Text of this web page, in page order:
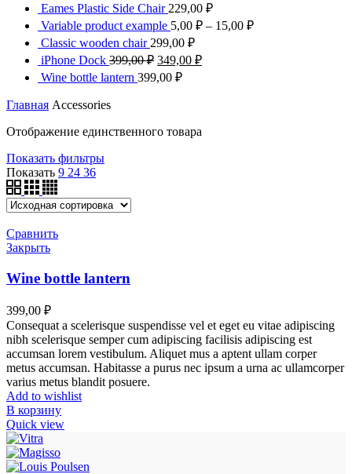
Eames Plastic Side Chair 229,00 ₽
Variable product example 5,00 ₽ – 15,00 ₽
Classic wooden chair 299,00 ₽
iPhone Dock 399,00₽ 349,00 ₽
Wine bottle lantern 399,00 ₽
Главная Accessories
Отображение единственного товара
Показать фильтры
Показать 9 24 36
Сравнить
Закрыть
Wine bottle lantern
399,00 ₽
Consequat a scelerisque suspendisse vel et eget eu vitae adipiscing
nibh scelerisque semper cum adipiscing facilisis adipiscing est
accumsan lorem vestibulum. Aliquet mus a aptent ullam corper
metus accumsan. Habitasse a purus nec ipsum a urna ac ullamcorper
varius metus blandit posuere.
Add to wishlist
В корзину
Quick view